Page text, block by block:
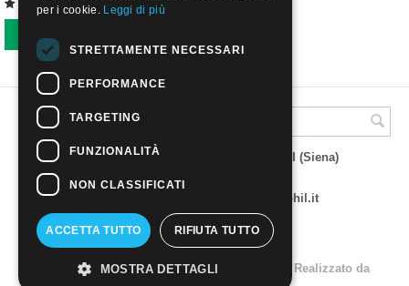
A.M.Phil di Andrea Mulinacci
P.za V. Emanuele 23 - 53019 VAGLIAGLI (Siena)
CCIAA di Siena REA SI 93025
Tel 0577 321001 - e-mail : info@amphil.it
© 2004 - 2026 A.M.Phil di Andrea Mulinacci. Realizzato da
per i cookie. Leggi di più
STRETTAMENTE NECESSARI
PERFORMANCE
TARGETING
FUNZIONALITÀ
NON CLASSIFICATI
ACCETTA TUTTO RIFIUTA TUTTO
MOSTRA DETTAGLI